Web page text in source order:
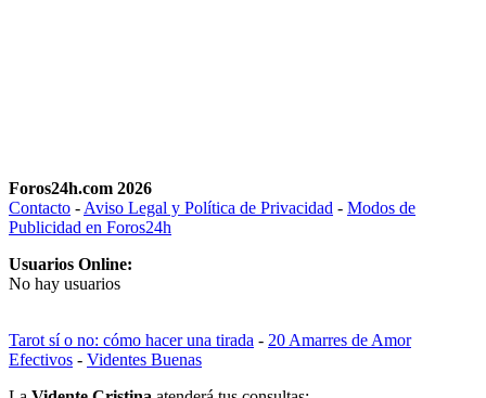
Foros24h.com 2026
Contacto - Aviso Legal y Política de Privacidad - Modos de
Publicidad en Foros24h
Usuarios Online:
No hay usuarios
Tarot sí o no: cómo hacer una tirada - 20 Amarres de Amor
Efectivos - Videntes Buenas